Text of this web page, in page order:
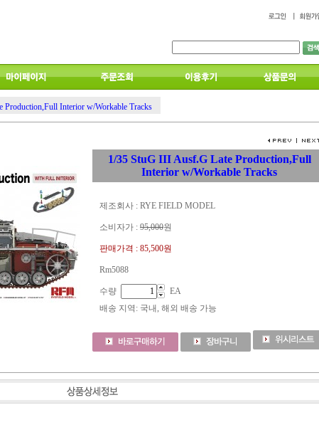
Production,Full Interior w/Workable Tracks
1/35 StuG III Ausf.G Late Production,Full
Interior w/Workable Tracks
제조회사 : RYE FIELD MODEL
소비자가 : 95,000원
판매가격 : 85,500원
Rm5088
수량
EA
배송 지역 : 국내, 해외 배송 가능